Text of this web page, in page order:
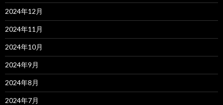
2024年12月
2024年11月
2024年10月
2024年9月
2024年8月
2024年7月